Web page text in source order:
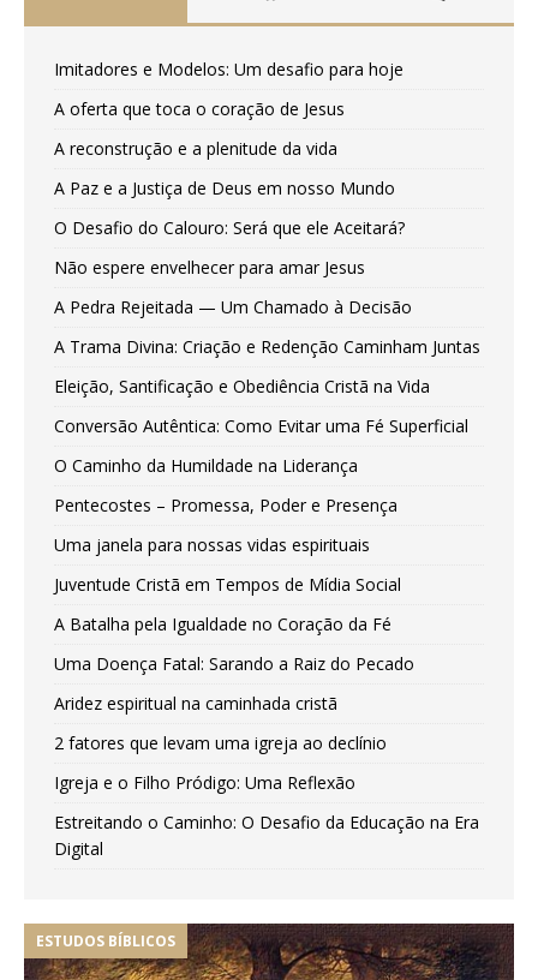
Imitadores e Modelos: Um desafio para hoje
A oferta que toca o coração de Jesus
A reconstrução e a plenitude da vida
A Paz e a Justiça de Deus em nosso Mundo
O Desafio do Calouro: Será que ele Aceitará?
Não espere envelhecer para amar Jesus
A Pedra Rejeitada — Um Chamado à Decisão
A Trama Divina: Criação e Redenção Caminham Juntas
Eleição, Santificação e Obediência Cristã na Vida
Conversão Autêntica: Como Evitar uma Fé Superficial
O Caminho da Humildade na Liderança
Pentecostes – Promessa, Poder e Presença
Uma janela para nossas vidas espirituais
Juventude Cristã em Tempos de Mídia Social
A Batalha pela Igualdade no Coração da Fé
Uma Doença Fatal: Sarando a Raiz do Pecado
Aridez espiritual na caminhada cristã
2 fatores que levam uma igreja ao declínio
Igreja e o Filho Pródigo: Uma Reflexão
Estreitando o Caminho: O Desafio da Educação na Era
Digital
ESTUDOS BÍBLICOS